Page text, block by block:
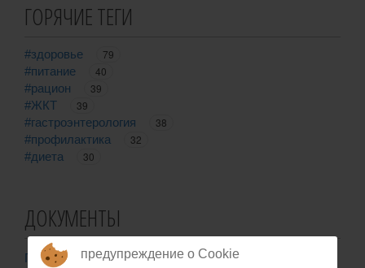
ГОРЯЧИЕ ТЕГИ
#здоровье
79
#питание
40
#рацион
39
#ЖКТ
39
#гастроэнтерология
38
#профилактика
32
#диета
30
ДОКУМЕНТЫ
Публичная офертапредупреждение о Cookie